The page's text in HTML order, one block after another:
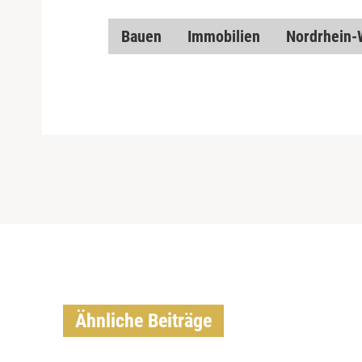
Bauen Immobilien Nordrhein-
Ähnliche Beiträge